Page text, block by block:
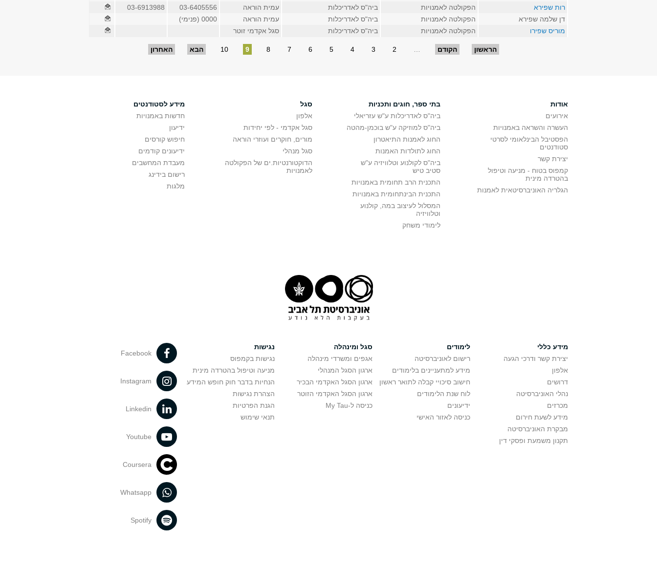
רות שפירא
הפקולטה לאמנויות ביה"ס לאדריכלות עמית הוראה 03-6405556
03-6913988
דן שלמה שפירא
הפקולטה לאמנויות ביה"ס לאדריכלות עמית הוראה
0000 (פנימי)
מוריס שפירו
הפקולטה לאמנויות ביה"ס לאדריכלות סגל אקדמי זוטר
הראשון הקודם 2
3
4
5
6
7
8
9
10 הבא האחרון
אודות
אירועים
העשרה והשראה באמנויות
הפסטיבל הבינלאומי לסרטי
סטודנטים
יצירת קשר
קמפוס בטוח - מניעה וטיפול
בהטרדה מינית
הגלריה האוניברסיטאית לאמנות
בתי ספר, חוגים ותכניות
ביה"ס לאדריכלות ע"ש עזריאלי
ביה"ס למוזיקה ע"ש בוכמן-מהטה
החוג לאמנות התיאטרון
החוג לתולדות האמנות
ביה"ס לקולנוע וטלוויזיה ע"ש
סטיב טיש
התכנית הרב תחומית באמנויות
התכנית הבינתחומית באמנויות
המסלול לעיצוב במה, קולנוע
וטלוויזיה
לימודי משחק
סגל
אלפון
סגל אקדמי - לפי יחידות
מורים, חוקרים ועוזרי הוראה
סגל מנהלי
הדוקטורנטיות.ים של הפקולטה
לאמנויות
מידע לסטודנטים
חדשות באמנויות
ידיעון
חיפוש קורסים
ידיעונים קודמים
מעבדת המחשבים
רישום בידינג
מלגות
מידע כללי
יצירת קשר ודרכי הגעה
אלפון
דרושים
נהלי האוניברסיטה
מכרזים
מידע לשעת חירום
מבקרת האוניברסיטה
תקנון משמעת ופסקי דין
לימודים
רישום לאוניברסיטה
מידע למתעניינים בלימודים
חישוב סיכויי קבלה לתואר ראשון
לוח שנת הלימודים
ידיעונים
כניסה לאזור האישי
סגל ומינהלה
אגפים ומשרדי מינהלה
ארגון הסגל המנהלי
ארגון הסגל האקדמי הבכיר
ארגון הסגל האקדמי הזוטר
כניסה ל-My Tau
נגישות
נגישות בקמפוס
מניעה וטיפול בהטרדה מינית
הנחיות בדבר חוק חופש המידע
הצהרת נגישות
הגנת הפרטיות
תנאי שימוש
Facebook
Instagram
Linkedin
Youtube
Coursera
Whatsapp
Spotify